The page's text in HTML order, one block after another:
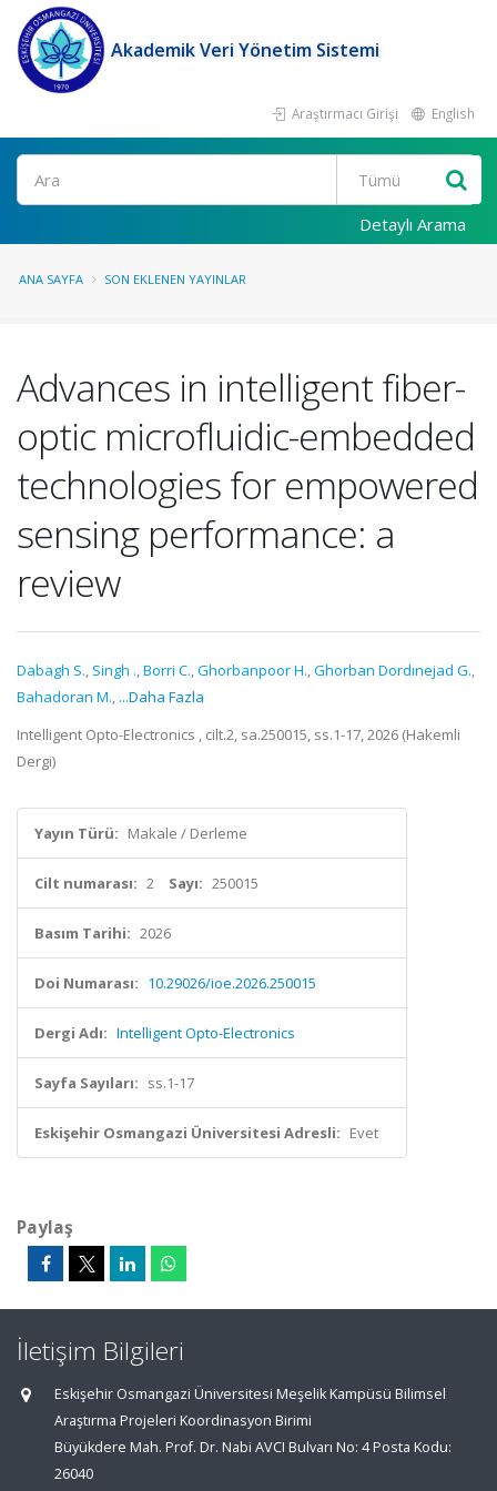
Akademik Veri Yönetim Sistemi
Araştırmacı Girişi English
Ara
Detaylı Arama
ANA SAYFA SON EKLENEN YAYINLAR
Advances in intelligent fiber-
optic microfluidic-embedded
technologies for empowered
sensing performance: a
review
Dabagh S., Singh .,Borri C.,Ghorbanpoor H.,Ghorban Dordınejad G.,
Bahadoran M., ...Daha Fazla
Intelligent Opto-Electronics , cilt.2, sa.250015, ss.1-17, 2026 (Hakemli
Dergi)
Yayın Türü: Makale / Derleme
Cilt numarası: 2 Sayı: 250015
Basım Tarihi: 2026
Doi Numarası: 10.29026/ioe.2026.250015
Dergi Adı: Intelligent Opto-Electronics
Sayfa Sayıları: ss.1-17
Eskişehir Osmangazi Üniversitesi Adresli: Evet
Paylaş
İletişim Bilgileri
Eskişehir Osmangazi Üniversitesi Meşelik Kampüsü Bilimsel
Araştırma Projeleri Koordinasyon Birimi
Büyükdere Mah. Prof. Dr. Nabi AVCI Bulvarı No: 4 Posta Kodu:
26040